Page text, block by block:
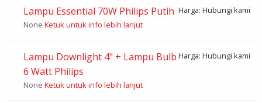
Lampu Essential 70W Philips Putih Harga: Hubungi kami
None Ketuk untuk info lebih lanjut
Lampu Downlight 4" + Lampu Bulb
6 Watt Philips
Harga: Hubungi kami
None Ketuk untuk info lebih lanjut